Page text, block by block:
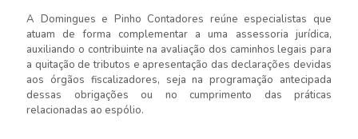
A Domingues e Pinho Contadores reúne especialistas que
atuam de forma complementar a uma assessoria jurídica,
auxiliando o contribuinte na avaliação dos caminhos legais para
a quitação de tributos e apresentação das declarações devidas
aos órgãos fiscalizadores, seja na programação antecipada
dessas obrigações ou no cumprimento das práticas
relacionadas ao espólio.